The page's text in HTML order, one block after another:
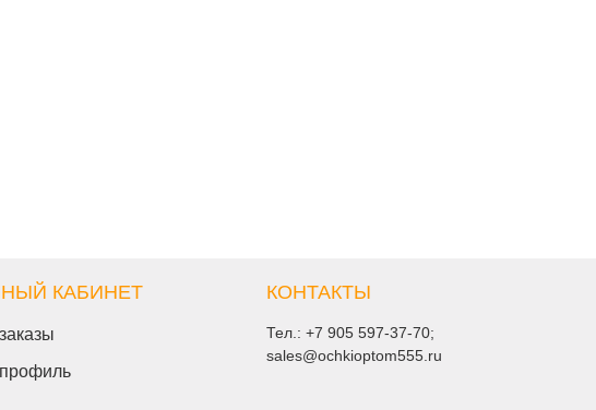
КАБИНЕТ КОНТАКТЫ
Тел.: +7 905 597-37-70;
sales@ochkioptom555.ru